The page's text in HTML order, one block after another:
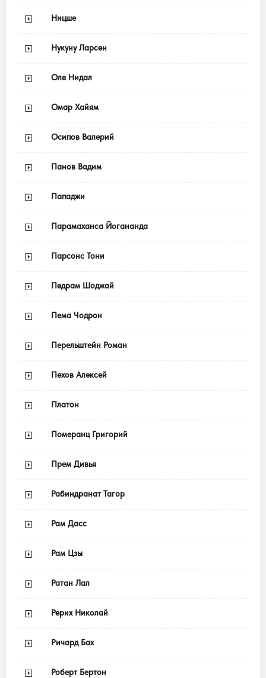
Ницше
Нукуну Ларсен
Оле Нидал
Омар Хайям
Осипов Валерий
Панов Вадим
Пападжи
Парамаханса Йогананда
Парсонс Тони
Педрам Шоджай
Пема Чодрон
Перельштейн Роман
Пехов Алексей
Платон
Померанц Григорий
Прем Дивья
Рабиндранат Тагор
Рам Дасс
Рам Цзы
Ратан Лал
Рерих Николай
Ричард Бах
Роберт Бертон